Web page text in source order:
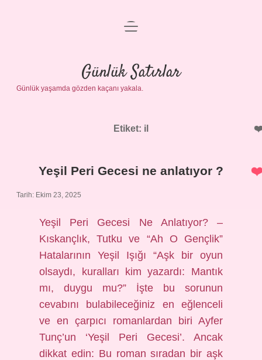
Anasayfa
Gizlilik Politikası
Yasal Uyarı
menüyü
Günlük Satırlar
Günlük yaşamda gözden kaçanı yakala.
Etiket: il
Yeşil Peri Gecesi ne anlatıyor ?
Tarih: Ekim 23, 2025
Yeşil Peri Gecesi Ne Anlatıyor? –
Kıskançlık, Tutku ve “Ah O Gençlik”
Hatalarının Yeşil Işığı “Aşk bir oyun
olsaydı, kuralları kim yazardı: Mantık
mı, duygu mu?” İşte bu sorunun
cevabını bulabileceğiniz en eğlenceli
ve en çarpıcı romanlardan biri Ayfer
Tunç’un ‘Yeşil Peri Gecesi’. Ancak
dikkat edin: Bu roman sıradan bir aşk